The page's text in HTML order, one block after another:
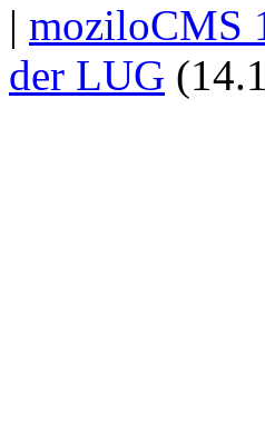
| moziloCMS
der LUG